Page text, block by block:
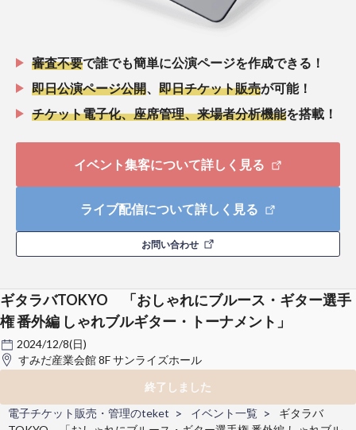
審査不要で誰でも簡単に公演ページを作成できる！
即日公演ページ公開
即日チケット販売が可能！
チケット電子化、座席管理、来場者分析機能を搭載！
イベント集客について詳しく見る
ライブ配信について詳しく見る
お問い合わせ
ギタラバTOKYO 「おしゃれにブルース・ギター選手
権 番外編 しゃれブルギター・トーナメント」
2024/12/8(日)
すみだ産業会館 8F サンライズホール
終了しました
電子チケット販売・管理のteket
イベント一覧
ギタラバ